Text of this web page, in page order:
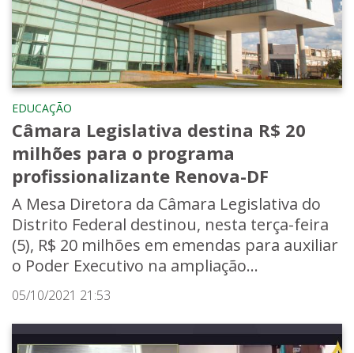
EDUCAÇÃO
Câmara Legislativa destina R$ 20
milhões para o programa
profissionalizante Renova-DF
A Mesa Diretora da Câmara Legislativa do
Distrito Federal destinou, nesta terça-feira
(5), R$ 20 milhões em emendas para auxiliar
o Poder Executivo na ampliação...
05/10/2021 21:53